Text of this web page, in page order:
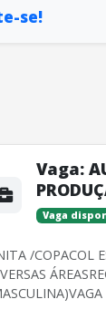
se!
Vaga:
Vaga
/COPACOL